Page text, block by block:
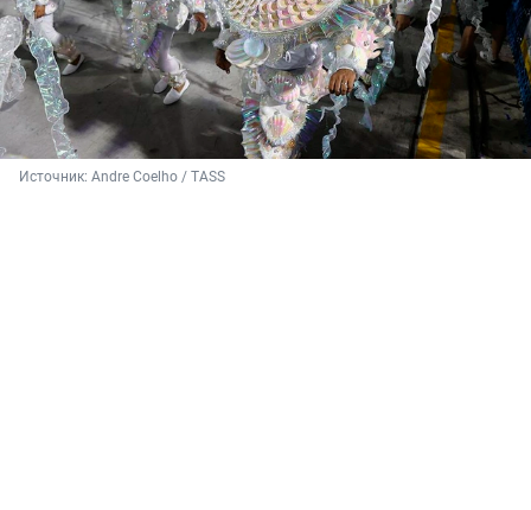
Источник: Andre Coelho / TASS